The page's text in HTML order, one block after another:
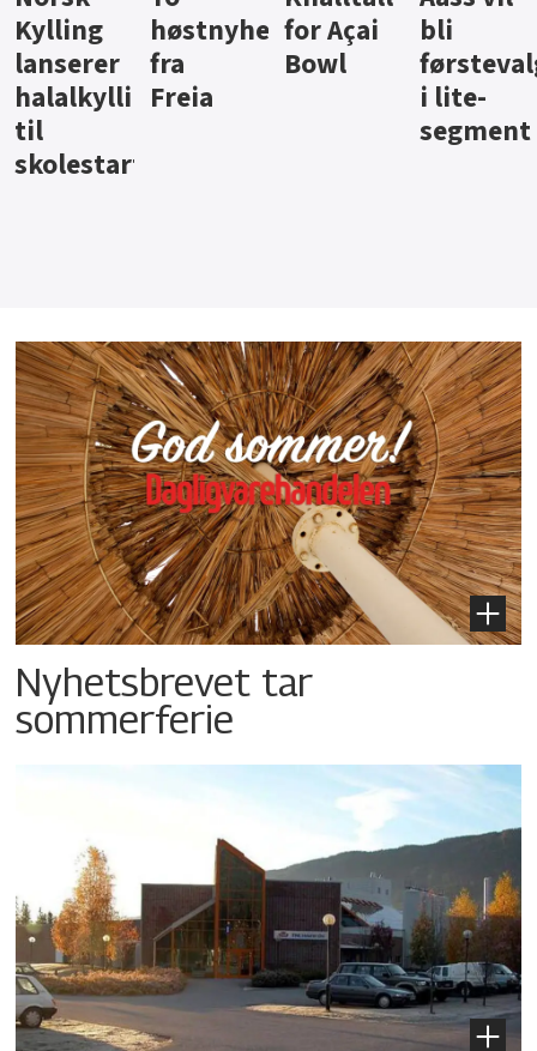
for Açai
Bowl
bli
førstevalg
i lite-
jus fra
Berentsen
iste fra
Hansa
Nyhetsbrevet tar
sommerferie